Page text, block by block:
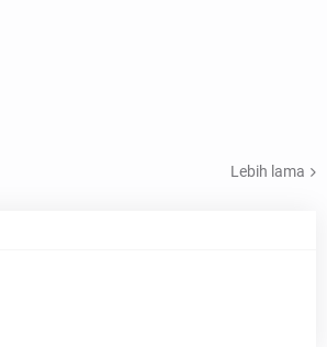
Lebih lama